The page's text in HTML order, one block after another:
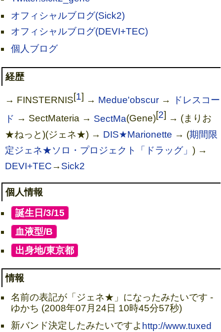
オフィシャルブログ(Sick2)
オフィシャルブログ(DEVI+TEC)
個人ブログ
経歴
→ FINSTERNIS[1] → Medue'obscur →
ドレスコー
ド → SectMateria → SectMa(Gene)[2] → (まりお
★ねっと)(ジェネ★) → DIS★Marionette → (期間限
定ジェネ★ソロ・プロジェクト「ドラッグ」) →
DEVI+TEC→ Sick2
個人情報
誕生日/3/15
血液型/B
出身地/東京都]
情報
名前の表記が「ジェネ★」になったみたいです -
ゆかち (2008年07月24日 10時45分57秒)
新バンド決定したみたいですよ http://www.tuxed